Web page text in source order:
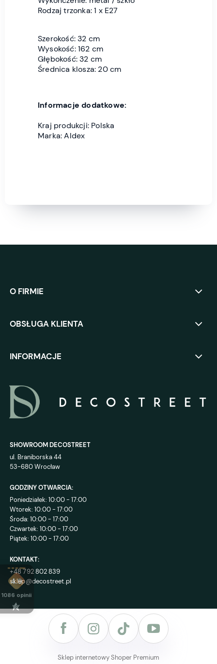
Rodzaj trzonka: 1 x E27
Szerokość: 32 cm
Wysokość: 162 cm
Głębokość: 32 cm
Średnica klosza: 20 cm
Informacje dodatkowe:
Kraj produkcji: Polska
Marka: Aldex
O FIRMIE
OBSŁUGA KLIENTA
INFORMACJE
SHOWROOM DECOSTREET
ul. Braniborska 44
53-680 Wrocław
GODZINY OTWARCIA:
Poniedziałek: 10:00 - 17:00
Wtorek: 10:00 - 17:00
Środa: 10:00 - 17:00
Czwartek: 10:00 - 17:00
Piątek: 10:00 - 17:00
KONTAKT:
+48 792 802 839
sklep@decostreet.pl
4.9
1086 opinii
Sklep internetowy Shoper Premium